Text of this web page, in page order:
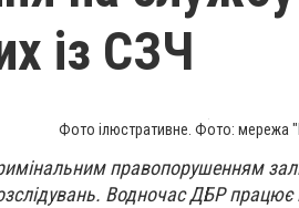
із СЗЧ
Фото ілюстративне. Фото: мережа
правопорушенням
Водночас ДБР працює